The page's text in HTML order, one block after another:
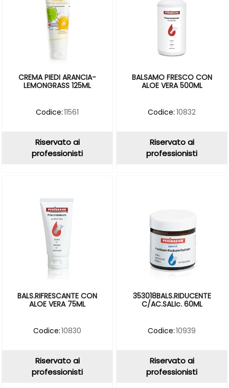
CREMA PIEDI ARANCIA-
LEMONGRASS 125ML
Codice:11561
Riservato ai
professionisti
BALSAMO FRESCO CON
ALOE VERA 500ML
Codice: 10832
Riservato ai
professionisti
BALS.RIFRESCANTE CON
ALOE VERA 75ML
Codice:10830
Riservato ai
professionisti
353018BALS.RIDUCENTE
C/AC.SALIc. 60ML
Codice:10939
Riservato ai
professionisti